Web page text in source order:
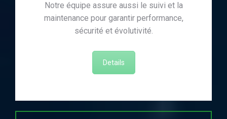
Notre équipe assure aussi le suivi et la
maintenance pour garantir performance,
sécurité et évolutivité.
Details